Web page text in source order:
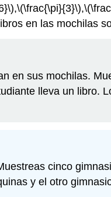
,\(\frac{\pi}{3}\),
en las mochilas
en sus mochilas.
lleva un libro.
cinco
y el otro